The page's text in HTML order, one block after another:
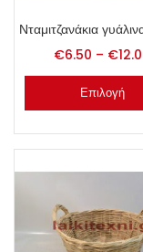
€6.50 – €
Επιλογή